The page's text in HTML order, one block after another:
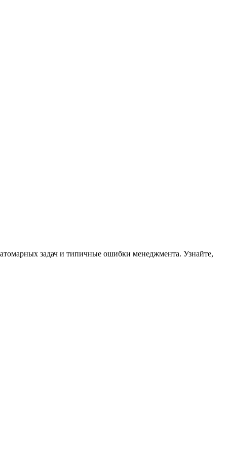
задач и типичные ошибки менеджмента. Узнайте,